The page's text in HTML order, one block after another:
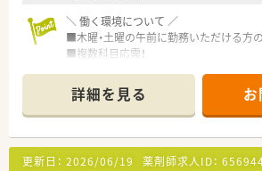
＼ 働く環境について ／
■木曜・土曜の午前に勤務いただける方の
■複数科目応需！
児科・泌尿器科・アレルギー科・リハビリ
の科目を経験できます。
■処方箋は平均90枚/日程度、薬剤師さん
1週間単位でシフトの調整をしている
急なお休みの際も安心です！
詳細を見る
更新日： 2026/06/19 薬剤師求人ID：